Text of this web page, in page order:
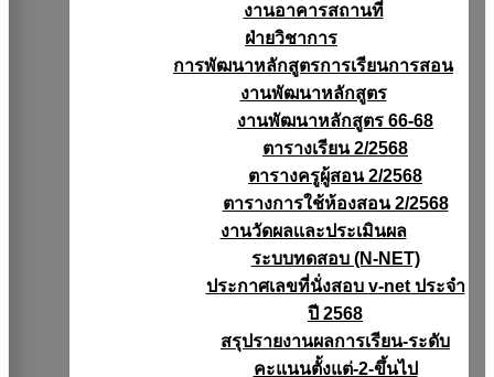
งานอาคารสถานที่
ฝ่ายวิชาการ
การพัฒนาหลักสูตรการเรียนการสอน
งานพัฒนาหลักสูตร
งานพัฒนาหลักสูตร 66-68
ตารางเรียน 2/2568
ตารางครูผู้สอน 2/2568
ตารางการใช้ห้องสอน 2/2568
งานวัดผลเเละประเมินผล
ระบบทดสอบ (N-NET)
ประกาศเลขที่นั่งสอบ v-net ประจำ
ปี 2568
สรุปรายงานผลการเรียน-ระดับ
คะแนนตั้งแต่-2-ขึ้นไป